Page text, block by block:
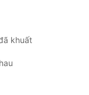
khuất